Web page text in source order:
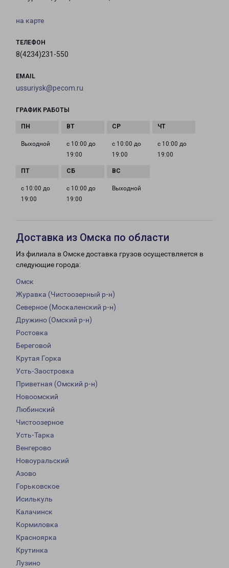
на карте
ТЕЛЕФОН
8(4234)231-550
EMAIL
ussuriysk@pecom.ru
ГРАФИК РАБОТЫ
Выходной
с 10:00 до
19:00
с 10:00 до
19:00
с 10:00 до
19:00
с 10:00 до
19:00
с 10:00 до
19:00
Выходной
Доставка из Омска по области
Из филиала в Омске доставка грузов осуществляется в
следующие города:
Омск
Журавка (Чистоозерный р-н)
Северное (Москаленский р-н)
Дружино (Омский р-н)
Ростовка
Береговой
Крутая Горка
Усть-Заостровка
Приветная (Омский р-н)
Новоомский
Любинский
Чистоозерное
Усть-Тарка
Венгерово
Новоуральский
Азово
Горьковское
Исилькуль
Калачинск
Кормиловка
Красноярка
Крутинка
Лузино